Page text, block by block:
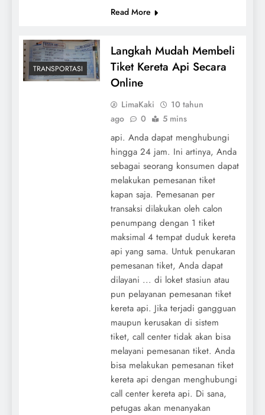
Read More
TRANSPORTASI
Langkah Mudah Membeli
Tiket Kereta Api Secara
Online
LimaKaki
10 tahun
ago
0 5 mins
api. Anda dapat menghubungi
hingga 24 jam. Ini artinya, Anda
sebagai seorang konsumen dapat
melakukan pemesanan tiket
kapan saja. Pemesanan per
transaksi dilakukan oleh calon
penumpang dengan 1 tiket
maksimal 4 tempat duduk kereta
api yang sama. Untuk penukaran
pemesanan tiket, Anda dapat
dilayani ... di loket stasiun atau
pun pelayanan pemesanan tiket
kereta api. Jika terjadi gangguan
maupun kerusakan di sistem
tiket, call center tidak akan bisa
melayani pemesanan tiket. Anda
bisa melakukan pemesanan tiket
kereta api dengan menghubungi
call center kereta api. Di sana,
petugas akan menanyakan